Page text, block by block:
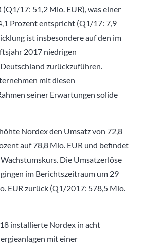
(Q1/17: 51,2 Mio. EUR), was einer
Prozent entspricht (Q1/17: 7,9
ist insbesondere auf den im
2017 niedrigen
zurückzuführen.
mit diesen
seiner Erwartungen solide
Nordex den Umsatz von 72,8
auf 78,8 Mio. EUR und befindet
Die Umsatzerlöse
im Berichtszeitraum um 29
EUR zurück (Q1/2017: 578,5 Mio.
installierte Nordex in acht
mit einer